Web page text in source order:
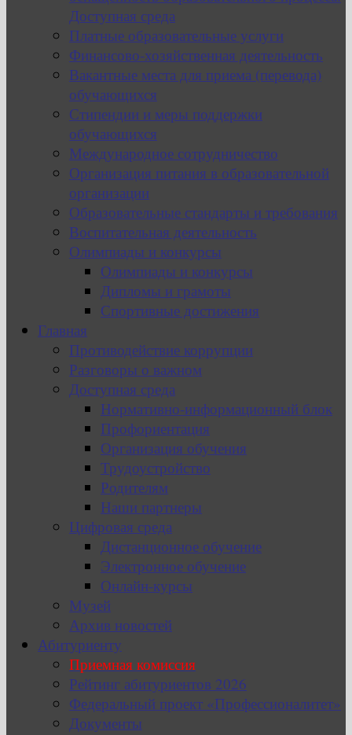
Доступная среда
Платные образовательные услуги
Финансово-хозяйственная деятельность
Вакантные места для приема (перевода)
обучающихся
Стипендии и меры поддержки
обучающихся
Международное сотрудничество
Организация питания в образовательной
организации
Образовательные стандарты и требования
Воспитательная деятельность
Олимпиады и конкурсы
Олимпиады и конкурсы
Дипломы и грамоты
Спортивные достижения
Главная
Противодействие коррупции
Разговоры о важном
Доступная среда
Нормативно-информационный блок
Профориентация
Организация обучения
Трудоустройство
Родителям
Наши партнеры
Цифровая среда
Дистанционное обучение
Электронное обучение
Онлайн-курсы
Музей
Архив новостей
Абитуриенту
Приемная комиссия
Рейтинг абитуриентов 2026
Федеральный проект «Профессионалитет»
Документы